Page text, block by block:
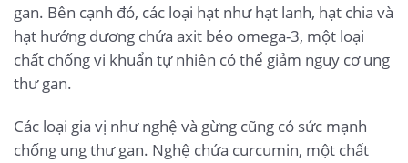
gan. Bên cạnh đó, các loại hạt như hạt lanh, hạt chia và
hạt hướng dương chứa axit béo omega-3, một loại
chất chống vi khuẩn tự nhiên có thể giảm nguy cơ ung
thư gan.
Các loại gia vị như nghệ và gừng cũng có sức mạnh
chống ung thư gan. Nghệ chứa curcumin, một chất